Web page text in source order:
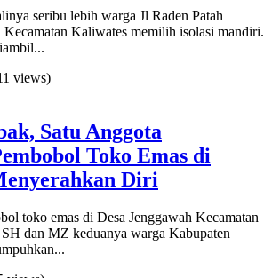
seribu lebih warga Jl Raden Patah
Kaliwates memilih isolasi mandiri.
views)
Satu Anggota
Toko Emas di
Diri
toko emas di Desa Jenggawah Kecamatan
dan MZ keduanya warga Kabupaten